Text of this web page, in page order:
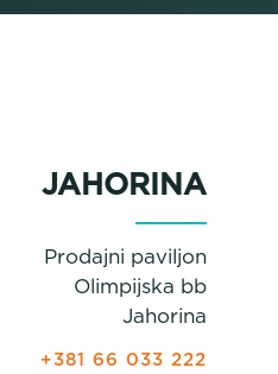
JAHORINA
Prodajni paviljon
Olimpijska bb
Jahorina
+381 66 033 222